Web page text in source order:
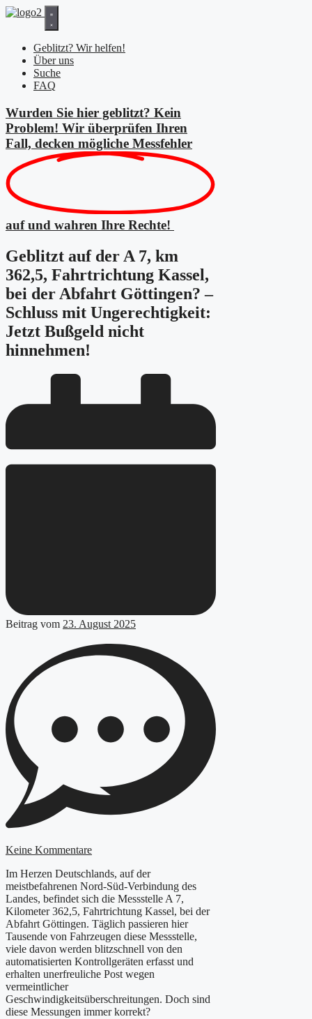
Zum
Geblitzt? Wir helfen!
Über uns
Suche
FAQ
Wurden Sie hier geblitzt? Kein
Problem! Wir überprüfen Ihren
Fall, decken mögliche Messfehler
auf und wahren Ihre Rechte!
Geblitzt auf der A 7, km
362,5, Fahrtrichtung Kassel,
bei der Abfahrt Göttingen? –
Schluss mit Ungerechtigkeit:
Jetzt Bußgeld nicht
hinnehmen!
Beitrag vom 23. August 2025
Keine Kommentare
Im Herzen Deutschlands, auf der
meistbefahrenen Nord-Süd-Verbindung des
Landes, befindet sich die Messstelle A 7,
Kilometer 362,5, Fahrtrichtung Kassel, bei der
Abfahrt Göttingen. Täglich passieren hier
Tausende von Fahrzeugen diese Messstelle,
viele davon werden blitzschnell von den
automatisierten Kontrollgeräten erfasst und
erhalten unerfreuliche Post wegen
vermeintlicher
Geschwindigkeitsüberschreitungen. Doch sind
diese Messungen immer korrekt?